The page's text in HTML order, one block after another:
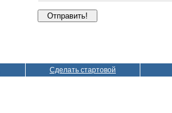
Сделать стартовой